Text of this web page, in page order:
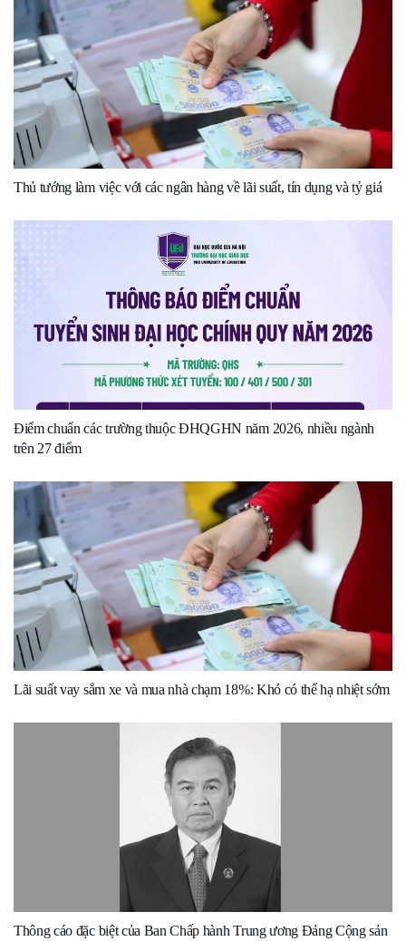
Thủ tướng làm việc với các ngân hàng về lãi suất, tín dụng và tỷ giá
Điểm chuẩn các trường thuộc ĐHQGHN năm 2026, nhiều ngành
trên 27 điểm
Lãi suất vay sắm xe và mua nhà chạm 18%: Khó có thể hạ nhiệt sớm
Thông cáo đặc biệt của Ban Chấp hành Trung ương Đảng Cộng sản